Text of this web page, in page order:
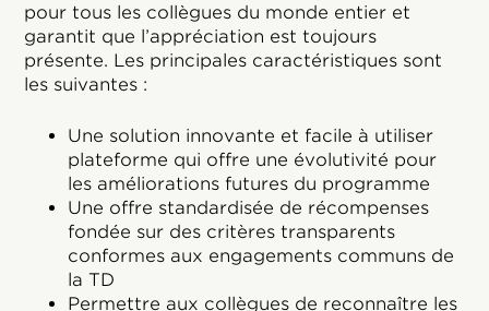
pour tous les collègues du monde entier et
garantit que l’appréciation est toujours
présente. Les principales caractéristiques sont
les suivantes :
Une solution innovante et facile à utiliser
plateforme qui offre une évolutivité pour
les améliorations futures du programme
Une offre standardisée de récompenses
fondée sur des critères transparents
conformes aux engagements communs de
la TD
Permettre aux collègues de reconnaître les